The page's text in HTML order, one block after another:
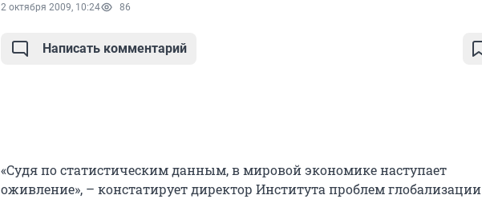
2 октября 2009, 10:24 86
Написать комментарий
«Судя по статистическим данным, в мировой экономике наступает
оживление», – констатирует директор Института проблем глобализации